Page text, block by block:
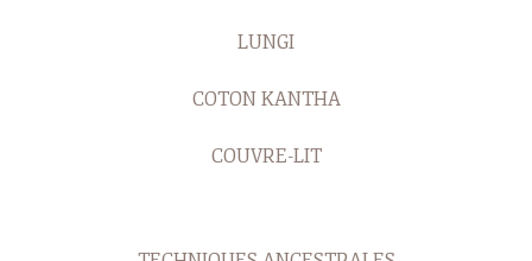
LUNGI
COTON KANTHA
COUVRE-LIT